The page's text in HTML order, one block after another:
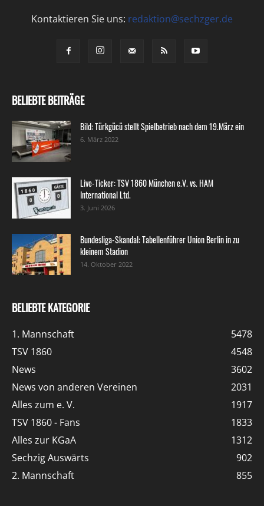
Kontaktieren Sie uns: redaktion@sechzger.de
BELIEBTE BEITRÄGE
Bild: Türkgücü stellt Spielbetrieb nach dem 19.März ein
6. März 2022
Live-Ticker: TSV 1860 München e.V. vs. HAM
International Ltd.
3. Juni 2026
Bundesliga-Skandal: Tabellenführer Union Berlin in zu
kleinem Stadion
14. Oktober 2022
BELIEBTE KATEGORIE
1. Mannschaft
5478
TSV 1860
4548
News
3602
News von anderen Vereinen
2031
Alles zum e. V.
1917
TSV 1860 - Fans
1833
Alles zur KGaA
1312
Sechzig Auswärts
902
2. Mannschaft
855